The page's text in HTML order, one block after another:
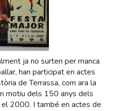
ja no surten per manca
han participat en actes
de Terrassa, com ara la
motiu dels 150 anys dels
2000. I també en actes de